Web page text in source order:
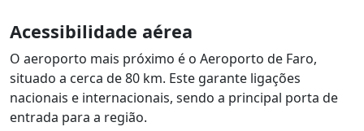
Acessibilidade aérea
O aeroporto mais próximo é o Aeroporto de Faro,
situado a cerca de 80 km. Este garante ligações
nacionais e internacionais, sendo a principal porta de
entrada para a região.